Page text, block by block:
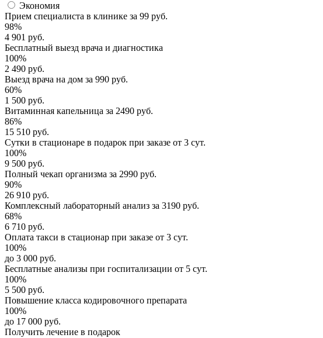
Экономия
Прием специалиста в клинике за 99 руб.
98%
4 901 руб.
Бесплатный выезд врача и диагностика
100%
2 490 руб.
Выезд врача на дом за 990 руб.
60%
1 500 руб.
Витаминная капельница за 2490 руб.
86%
15 510 руб.
Сутки в стационаре в подарок при заказе от 3 сут.
100%
9 500 руб.
Полный чекап организма за 2990 руб.
90%
26 910 руб.
Комплексный лабораторный анализ за 3190 руб.
68%
6 710 руб.
Оплата такси в стационар при заказе от 3 сут.
100%
до 3 000 руб.
Бесплатные анализы при госпитализации от 5 сут.
100%
5 500 руб.
Повышение класса кодировочного препарата
100%
до 17 000 руб.
Получить лечение в подарок